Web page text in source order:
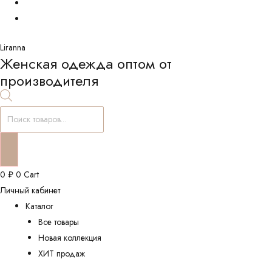
Liranna
Женская одежда оптом от
производителя
Поиск
товаров
0 ₽ 0 Cart
Личный кабинет
Каталог
Все товары
Новая коллекция
ХИТ продаж